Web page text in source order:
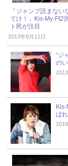
「ジャンプ読まない
てけ！」Kis-My-Ft2
ト民が注目
2013年8月11日
“ジ
の
Kis-
ば